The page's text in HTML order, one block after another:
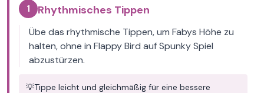
1 Rhythmisches Tippen
Übe das rhythmische Tippen, um Fabys Höhe zu
halten, ohne in Flappy Bird auf Spunky Spiel
abzustürzen.
💡Tippe leicht und gleichmäßig für eine bessere